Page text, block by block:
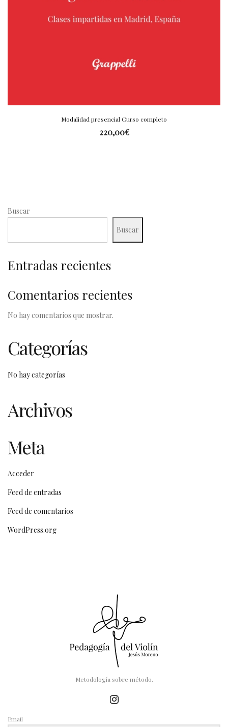
Modalidad presencial Curso completo
220,00€
Buscar
Buscar
Entradas recientes
Comentarios recientes
No hay comentarios que mostrar.
Categorías
No hay categorías
Archivos
Meta
Acceder
Feed de entradas
Feed de comentarios
WordPress.org
Metodología sobre método.
Email